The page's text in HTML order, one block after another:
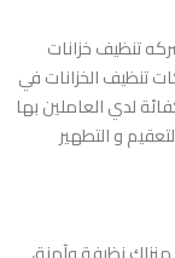
تنظيف خزانات
تنظيف الخزانات في
لدي العاملين بها
و التطهير